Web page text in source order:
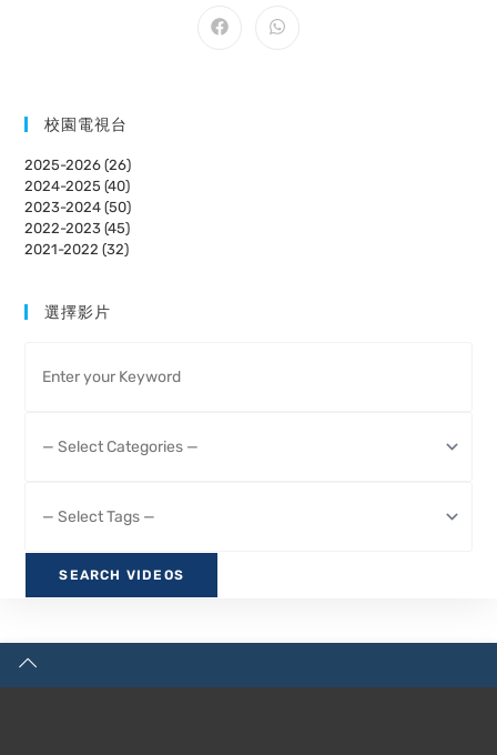
CONTENT
Opens
Opens
校園電視台
2025-2026 (26)
2024-2025 (40)
2023-2024 (50)
2022-2023 (45)
2021-2022 (32)
選擇影片